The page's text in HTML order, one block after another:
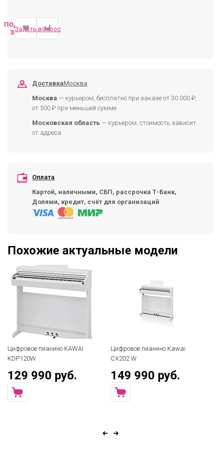
ПОДОБРАТЬ
ЗАМЕНУ
Задать вопрос
ДоставкаМосква
Москва — курьером, бесплатно при заказе от 30 000 ₽,
от 500 ₽ при меньшей сумме
Московская область — курьером, стоимость зависит
от адреса
Оплата
Картой, наличными, СБП, рассрочка Т-Банк,
Долями, кредит, счёт для организаций
Похожие актуальные модели
Цифровое пианино KAWAI
KDP120W
129 990 руб.
Цифровое пианино Kawai
CX202 W
149 990 руб.